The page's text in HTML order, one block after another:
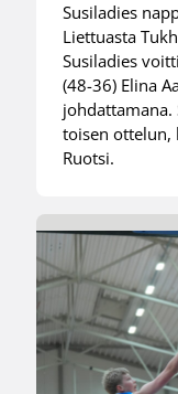
Susiladies
Liettuasta
Susiladies
(48-36) Elina
johdattamana.
toisen ottelun,
Ruotsi.